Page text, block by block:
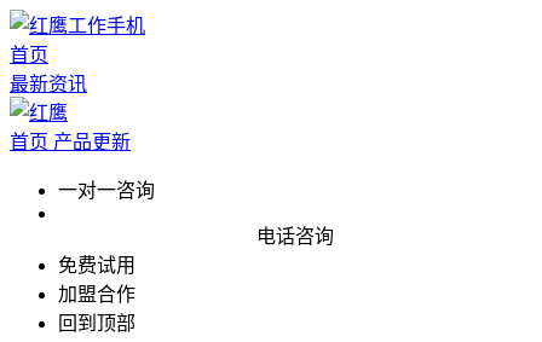
首页
最新资讯
首页 产品更新
一对一咨询
电话咨询
免费试用
加盟合作
回到顶部